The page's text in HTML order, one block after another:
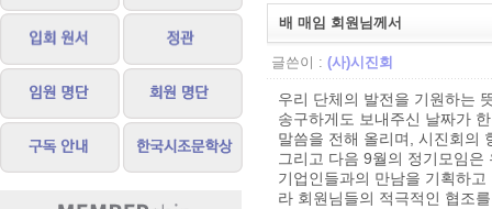
배 매임 회원님께서
글쓴이 : (사)시진회
우리 단체의 발전을 기원하는
송구하게도 보내주신 날짜가
말씀을 전해 올리며, 시진회의
그리고 다음 9월의 정기모임
기업인들과의 만남을 기획하
라 회원님들의 적극적인 협조